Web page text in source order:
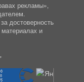
рекламы»,
достоверность
и